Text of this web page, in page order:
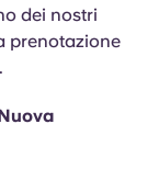
dei nostri
prenotazione